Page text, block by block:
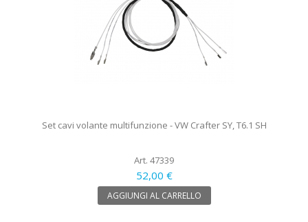
Set cavi volante multifunzione - VW Crafter SY, T6.1 SH
Art. 47339
52,00 €
AGGIUNGI AL CARRELLO